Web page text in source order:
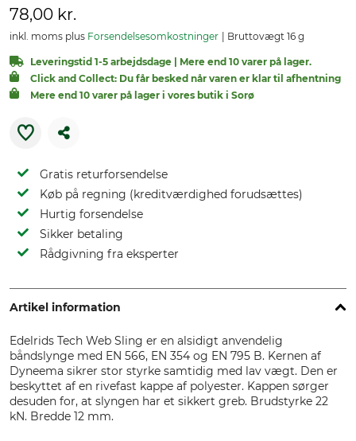
78,00 kr.
inkl. moms plus Forsendelsesomkostninger Bruttovægt 16 g
Leveringstid 1-5 arbejdsdage | Mere end 10 varer på lager.
Click and Collect: Du får besked når varen er klar til afhentning
Mere end 10 varer på lager i vores butik i Sorø
Gratis returforsendelse
Køb på regning (kreditværdighed forudsættes)
Hurtig forsendelse
Sikker betaling
Rådgivning fra eksperter
Artikel information
Edelrids Tech Web Sling er en alsidigt anvendelig
båndslynge med EN 566, EN 354 og EN 795 B. Kernen af
Dyneema sikrer stor styrke samtidig med lav vægt. Den er
beskyttet af en rivefast kappe af polyester. Kappen sørger
desuden for, at slyngen har et sikkert greb. Brudstyrke 22
kN. Bredde 12 mm.